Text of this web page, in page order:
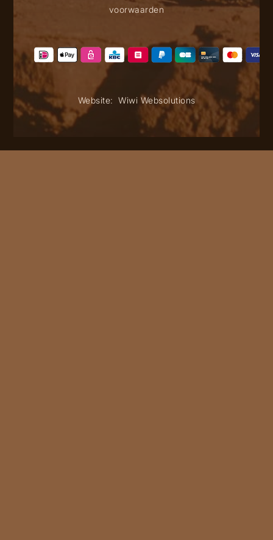
voorwaarden
Website: Wiwi Websolutions